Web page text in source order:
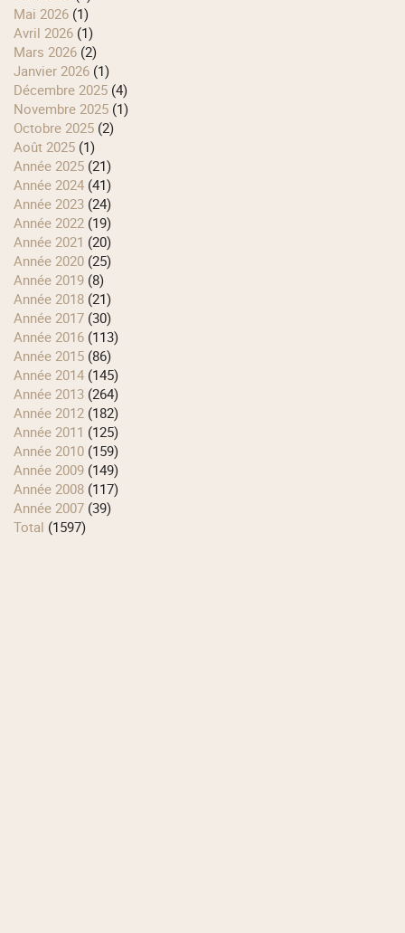
mai 2026 (1)
avril 2026 (1)
mars 2026 (2)
janvier 2026 (1)
décembre 2025 (4)
novembre 2025 (1)
octobre 2025 (2)
août 2025 (1)
année 2025 (21)
année 2024 (41)
année 2023 (24)
année 2022 (19)
année 2021 (20)
année 2020 (25)
année 2019 (8)
année 2018 (21)
année 2017 (30)
année 2016 (113)
année 2015 (86)
année 2014 (145)
année 2013 (264)
année 2012 (182)
année 2011 (125)
année 2010 (159)
année 2009 (149)
année 2008 (117)
année 2007 (39)
total (1597)